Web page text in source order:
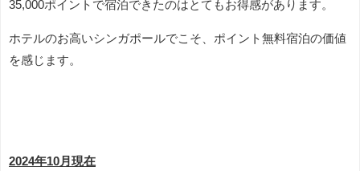
35,000ポイントで宿泊できたのはとてもお得感があります。
ホテルのお高いシンガポールでこそ、ポイント無料宿泊の価値
を感じます。
2024年10月現在